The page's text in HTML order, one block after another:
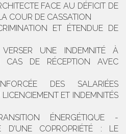
FACE AU DÉFICIT DE
COUR DE CASSATION
ET ÉTENDUE DE
VERSER UNE INDEMNITÉ À
CAS DE RÉCEPTION AVEC
DES SALARIÉES
ET INDEMNITÉS
ÉNERGÉTIQUE -
D’UNE COPROPRIÉTÉ : LE